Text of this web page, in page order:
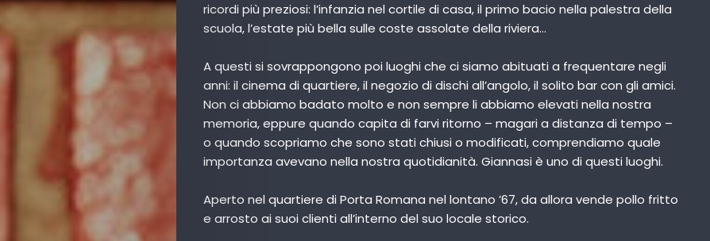
ricordi più preziosi: l’infanzia nel cortile di casa, il primo bacio nella palestra della
scuola, l’estate più bella sulle coste assolate della riviera…
A questi si sovrappongono poi luoghi che ci siamo abituati a frequentare negli
anni: il cinema di quartiere, il negozio di dischi all’angolo, il solito bar con gli amici.
Non ci abbiamo badato molto e non sempre li abbiamo elevati nella nostra
memoria, eppure quando capita di farvi ritorno – magari a distanza di tempo –
o quando scopriamo che sono stati chiusi o modificati, comprendiamo quale
importanza avevano nella nostra quotidianità. Giannasi è uno di questi luoghi.
Aperto nel quartiere di Porta Romana nel lontano ’67, da allora vende pollo fritto
e arrosto ai suoi clienti all’interno del suo locale storico.